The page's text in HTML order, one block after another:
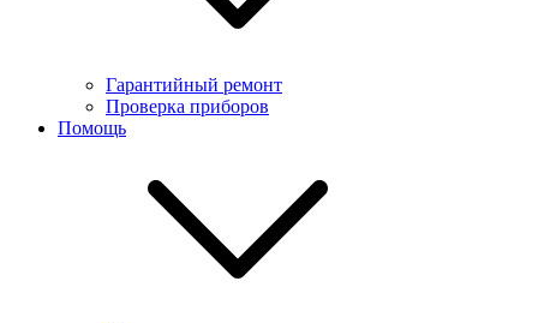
Гарантийный ремонт
Проверка приборов
Помощь